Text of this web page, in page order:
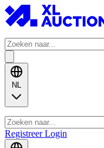
NL
RegistreerLogin